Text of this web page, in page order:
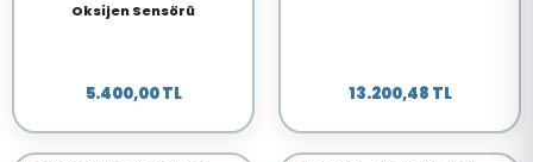
Oksijen Sensörü
5.400,00 TL 13.200,48 TL